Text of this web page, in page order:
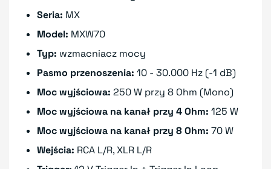
Seria: MX
Model: MXW70
Typ: wzmacniacz mocy
Pasmo przenoszenia: 10 - 30.000 Hz (-1 dB)
Moc wyjściowa: 250 W przy 8 Ohm (Mono)
Moc wyjściowa na kanał przy 4 Ohm: 125 W
Moc wyjściowa na kanał przy 8 Ohm: 70 W
Wejścia: RCA L/R, XLR L/R